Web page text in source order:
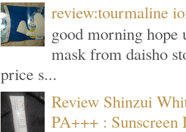
review:tourmaline
good morning
mask from daisho
price s...
Review Shinzui
PA+++ :